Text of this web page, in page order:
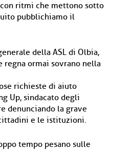
ritmi che mettono sotto
pubblichiamo il
della ASL di Olbia,
regna ormai sovrano nella
richieste di aiuto
Up, sindacato degli
denunciando la grave
e le istituzioni.
tempo pesano sulle